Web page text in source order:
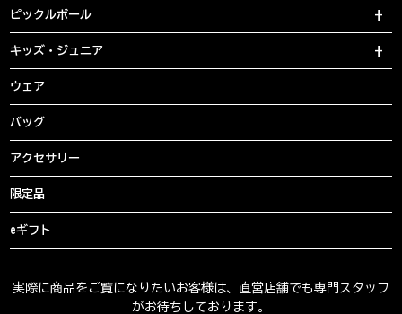
ピックルボール
キッズ・ジュニア
ウェア
バッグ
アクセサリー
限定品
eギフト
実際に商品をご覧になりたいお客様は、直営店舗でも専門スタッフ
がお待ちしております。